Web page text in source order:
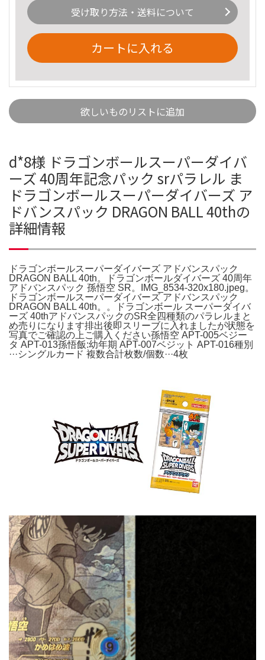
受け取り方法・送料について
カートに入れる
欲しいものリストに追加
d*8様 ドラゴンボールスーパーダイバ
ーズ 40周年記念パック srパラレル ま
ドラゴンボールスーパーダイバーズ ア
ドバンスパック DRAGON BALL 40thの
詳細情報
ドラゴンボールスーパーダイバーズ アドバンスパック
DRAGON BALL 40th。ドラゴンボールダイバーズ 40周年
アドバンスパック 孫悟空 SR。IMG_8534-320x180.jpeg。
ドラゴンボールスーパーダイバーズ アドバンスパック
DRAGON BALL 40th。。ドラゴンボール スーパーダイバ
ーズ 40thアドバンスパックのSR全四種類のパラレルまと
め売りになります排出後即スリーブに入れましたが状態を
写真でご確認の上ご購入ください孫悟空 APT-005ベジー
タ APT-013孫悟飯:幼年期 APT-007ベジット APT-016種別
···シングルカード 複数合計枚数/個数···4枚